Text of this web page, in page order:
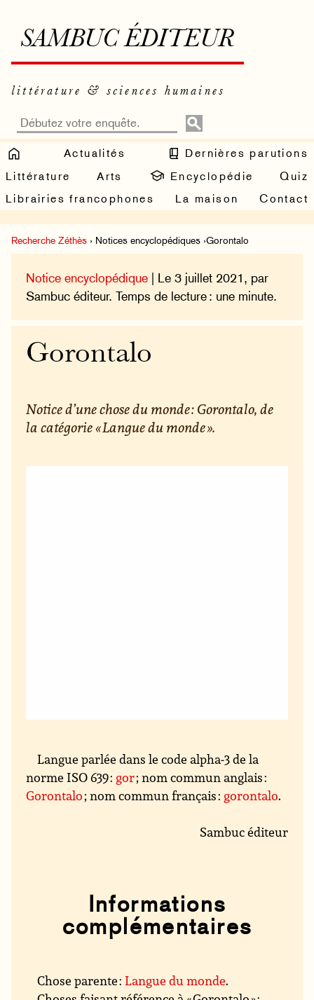
SAMBUC ÉDITEUR
littérature & sciences humaines
Actualités
Dernières parutions
Littérature
Arts Encyclopédie
Quiz
Librairies francophones
La maison Contact
Recherche Zéthès › Notices encyclopédiques ›Gorontalo
Notice encyclopédique | Le 3 juillet 2021, par
Sambuc éditeur. Temps de lecture : une minute.
Gorontalo
Notice d’une chose du monde : Gorontalo, de
la catégorie « Langue du monde ».
Langue parlée dans le code alpha-3 de la
norme ISO 639 : gor; nom commun anglais :
Gorontalo; nom commun français : gorontalo.
Sambuc éditeur
Informations
complémentaires
Chose parente :Langue du monde.